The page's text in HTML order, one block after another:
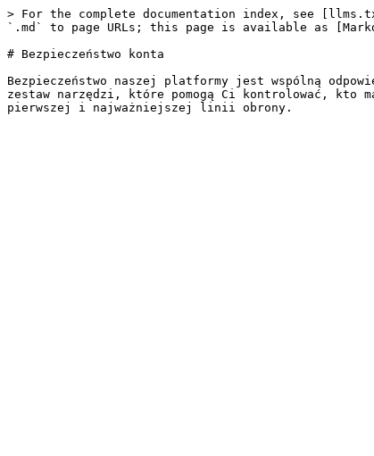
> For the complete documentation index, see
`.md` to page URLs; this page is available as
# Bezpieczeństwo konta
Bezpieczeństwo naszej platformy jest wspólną
zestaw narzędzi, które pomogą Ci kontrolować, kto